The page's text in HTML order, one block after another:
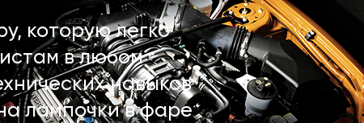
которую легко
в любом
навыков
лампочки в фаре